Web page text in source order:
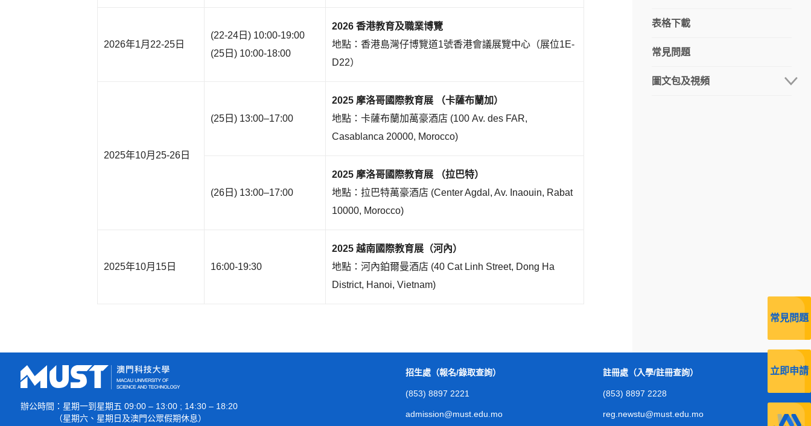
2026年1月22-25日
(22-24日) 10:00-19:00
(25日) 10:00-18:00
2026 香港教育及職業博覽
地點：香港島灣仔博覽道1號香港會議展覽中心（展位1E-
D22）
2025年10月25-26日
(25日) 13:00–17:00
2025 摩洛哥國際教育展 （卡薩布蘭加）
地點：卡薩布蘭加萬豪酒店 (100 Av. des FAR,
Casablanca 20000, Morocco)
(26日) 13:00–17:00
2025 摩洛哥國際教育展 （拉巴特）
地點：拉巴特萬豪酒店 (Center Agdal, Av. Inaouin, Rabat
10000, Morocco)
2025年10月15日 16:00-19:30
2025 越南國際教育展（河內）
地點：河內鉑爾曼酒店 (40 Cat Linh Street, Dong Ha
District, Hanoi, Vietnam)
語言科及數學科
專業試
表格下載
常見問題
圖文包及視頻
常見問題
立即申請
辦公時間 ：星期一到星期五 09:00 – 13:00 ; 14:30 – 18:20
（星期六、星期日及澳門公眾假期休息）
招生處（報名/錄取查詢）
(853) 8897 2221
admission@must.edu.mo
註冊處（入學/註冊查詢）
(853) 8897 2228
reg.newstu@must.edu.mo